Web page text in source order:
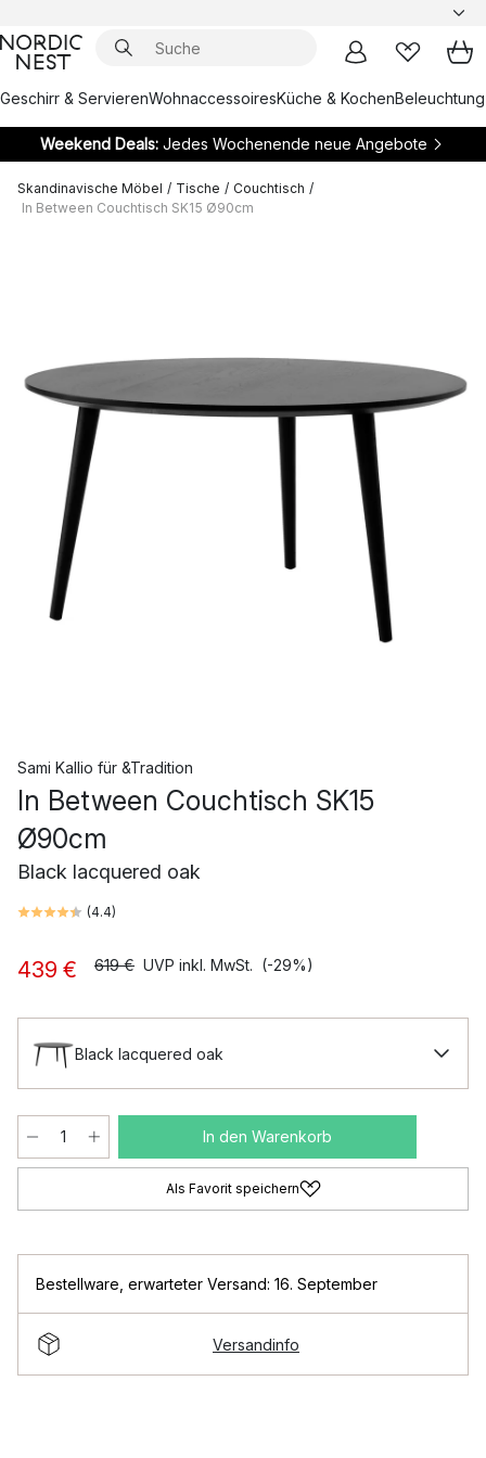
Geschirr & ServierenWohnaccessoiresKüche & KochenBeleuchtung
Weekend Deals:Jedes Wochenende neue Angebote
Skandinavische Möbel / Tische / Couchtisch /
In Between Couchtisch SK15 Ø90cm
Sami Kallio für &Tradition
In Between Couchtisch SK15
Ø90cm
Black lacquered oak
(4.4)
439 € 619 € UVP inkl. MwSt. (-29%)
Black lacquered oak
In den Warenkorb
Als Favorit speichern
Bestellware erwarteter Versand: 16. September
Versandinfo